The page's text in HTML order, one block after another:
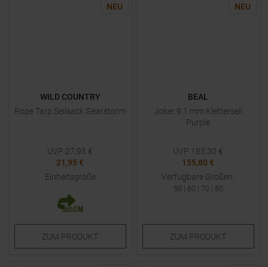
NEU
WILD COUNTRY
Rope Tarp Seilsack Gearstorm
UVP 27,95 €
21,95 €
Einheitsgröße
ZUM PRODUKT
NEU
BEAL
Joker 9.1 mm Kletterseil
Purple
UVP 183,30 €
155,80 €
Verfügbare Größen:
50 | 60 | 70 | 80
ZUM PRODUKT